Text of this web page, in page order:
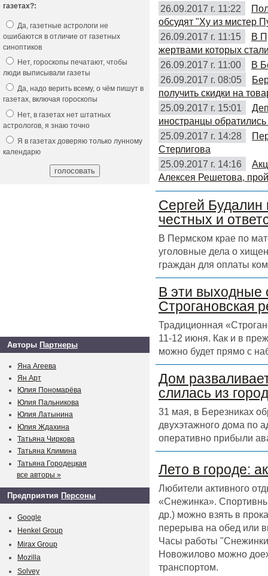
26.09.2017 г. 11:22
обсудят "Ху из мистер
26.09.2017 г. 11:15
В
жертвами которых
26.09.2017 г. 11:00
В
26.09.2017 г. 08:05
получить скидки на
25.09.2017 г. 15:01
иностранцы обратились
25.09.2017 г. 14:28
Стерлигова
25.09.2017 г. 14:16
Алексея Решетова,
Сергей Будалин
честных и
В Пермском крае по
уголовные дела о
граждан для оплаты
В эти выходные
Строгановская
Традиционная
11-12 июня. Как и в
можно будет прямо с
Дом
слилась из
31 мая, в Березниках
двухэтажного дома по
оперативно прибыли
Лето в городе:
Любители активного
«Снежинка».
др.) можно взять в
перерыва на обед или
Часы работы
Новожилово можно
транспортом.
газетах?:
Да, газетные астрологи не
ошибаются в отличие от газетных
синоптиков
Нет, гороскопы печатают, чтобы
люди выписывали газеты
Да, надо верить всему, о чём пишут в
газетах, включая гороскопы
Нет, в газетах нет штатных
астрологов, я знаю точно
Я в газетах доверяю только лунному
календарю
Авторы Партнеры
Яна Агеева
Ян Арт
Юлия Пономарёва
Юлия Пальникова
Юлия Латынина
Юлия Ждахина
Татьяна Чиркова
Татьяна Климина
Татьяна Городецкая
все авторы »
Предприятия Персоны
Google
Henkel Group
Mirax Group
Mozilla
Solvey